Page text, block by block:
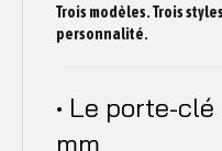
Trois modèles. Trois
personnalité.
• Le porte-
mm